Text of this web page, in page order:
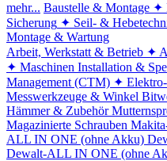
mehr... Baustelle & Montage ✦
Sicherung ✦ Seil- &
Montage & Wartung
Arbeit, Werkstatt & Betrieb ✦
✦ Maschinen Installation &
Management (CTM) ✦
Messwerkzeuge & Winkel
Hämmer & Zubehör
Magazinierte Schrauben
ALL IN ONE (ohne Akku)
Dewalt-ALL IN ONE (ohne